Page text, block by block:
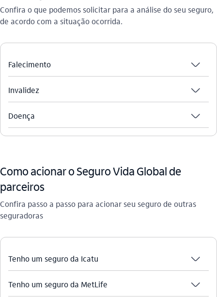
Confira o que podemos solicitar para a análise do seu seguro,
de acordo com a situação ocorrida.
Falecimento seta_baixo
Invalidez seta_baixo
Doença seta_baixo
Como acionar o Seguro Vida Global de
parceiros
Confira passo a passo para acionar seu seguro de outras
seguradoras
Tenho um seguro da Icatu seta_baixo
Tenho um seguro da MetLife seta_baixo